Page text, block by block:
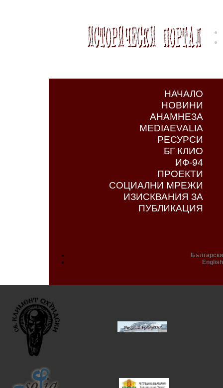
НАЧАЛО
НОВИНИ
АНАМНЕЗА
MEDIAEVALIA
РЕСУРСИ
БГ КЛИО
ИФ-94
ПРОЕКТИ
СОЦИАЛНИ МРЕЖИ
ИЗИСКВАНИЯ ЗА
ПУБЛИКАЦИЯ
Български
English